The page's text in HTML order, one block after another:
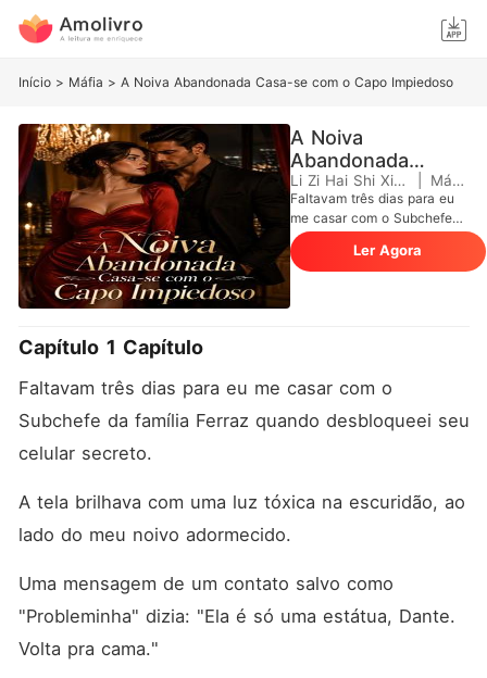
Início > Máfia > A Noiva Abandonada Casa-se com o Capo Impiedoso
A Noiva
Abandonada
Casa-se com o
Capo Impiedoso
Li Zi Hai Shi Xing Máfia
Faltavam três dias para eu
me casar com o Subchefe
da família Ferraz quando
desbloqueei seu celular
secreto. A tela brilhava com
uma luz tóxica na escuridão,
só uma estátua, Dante. Volta
pra cama." Anexada, havia
uma foto de uma mulher
vestindo a camisa dele. Meu
coração não se partiu; ele
um Theatro Municipal em
chamas. Eu interpretei para
ele o papel da Princesa da
Ler Agora
Capítulo 1 Capítulo
Faltavam três dias para eu me casar com o
Subchefe da família Ferraz quando desbloqueei seu
celular secreto.
A tela brilhava com uma luz tóxica na escuridão, ao
lado do meu noivo adormecido.
Uma mensagem de um contato salvo como
"Probleminha" dizia: "Ela é só uma estátua, Dante.
Volta pra cama."